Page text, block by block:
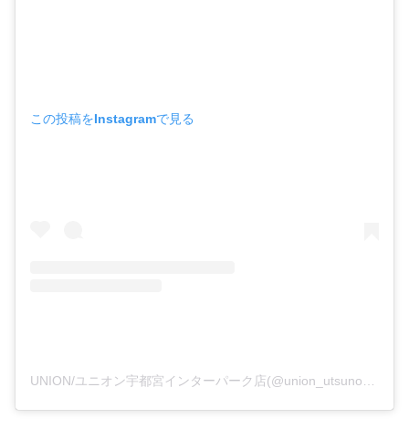
この投稿をInstagramで見る
UNION/ユニオン宇都宮インターパーク店(@union_utsunomiya)がシェアした投稿